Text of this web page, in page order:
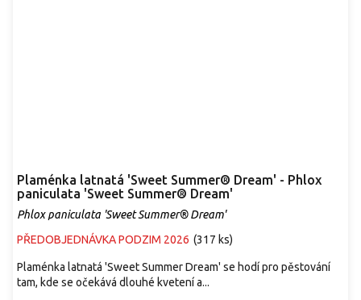
Plaménka latnatá 'Sweet Summer® Dream' - Phlox
paniculata 'Sweet Summer® Dream'
Phlox paniculata 'Sweet Summer® Dream'
PŘEDOBJEDNÁVKA PODZIM 2026 (317 ks)
Plaménka latnatá 'Sweet Summer Dream' se hodí pro pěstování
tam, kde se očekává dlouhé kvetení a...